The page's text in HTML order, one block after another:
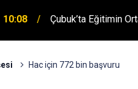
12:06 ÇUBUK’TA ‘YAZA
Hac için 772 bin başvuru